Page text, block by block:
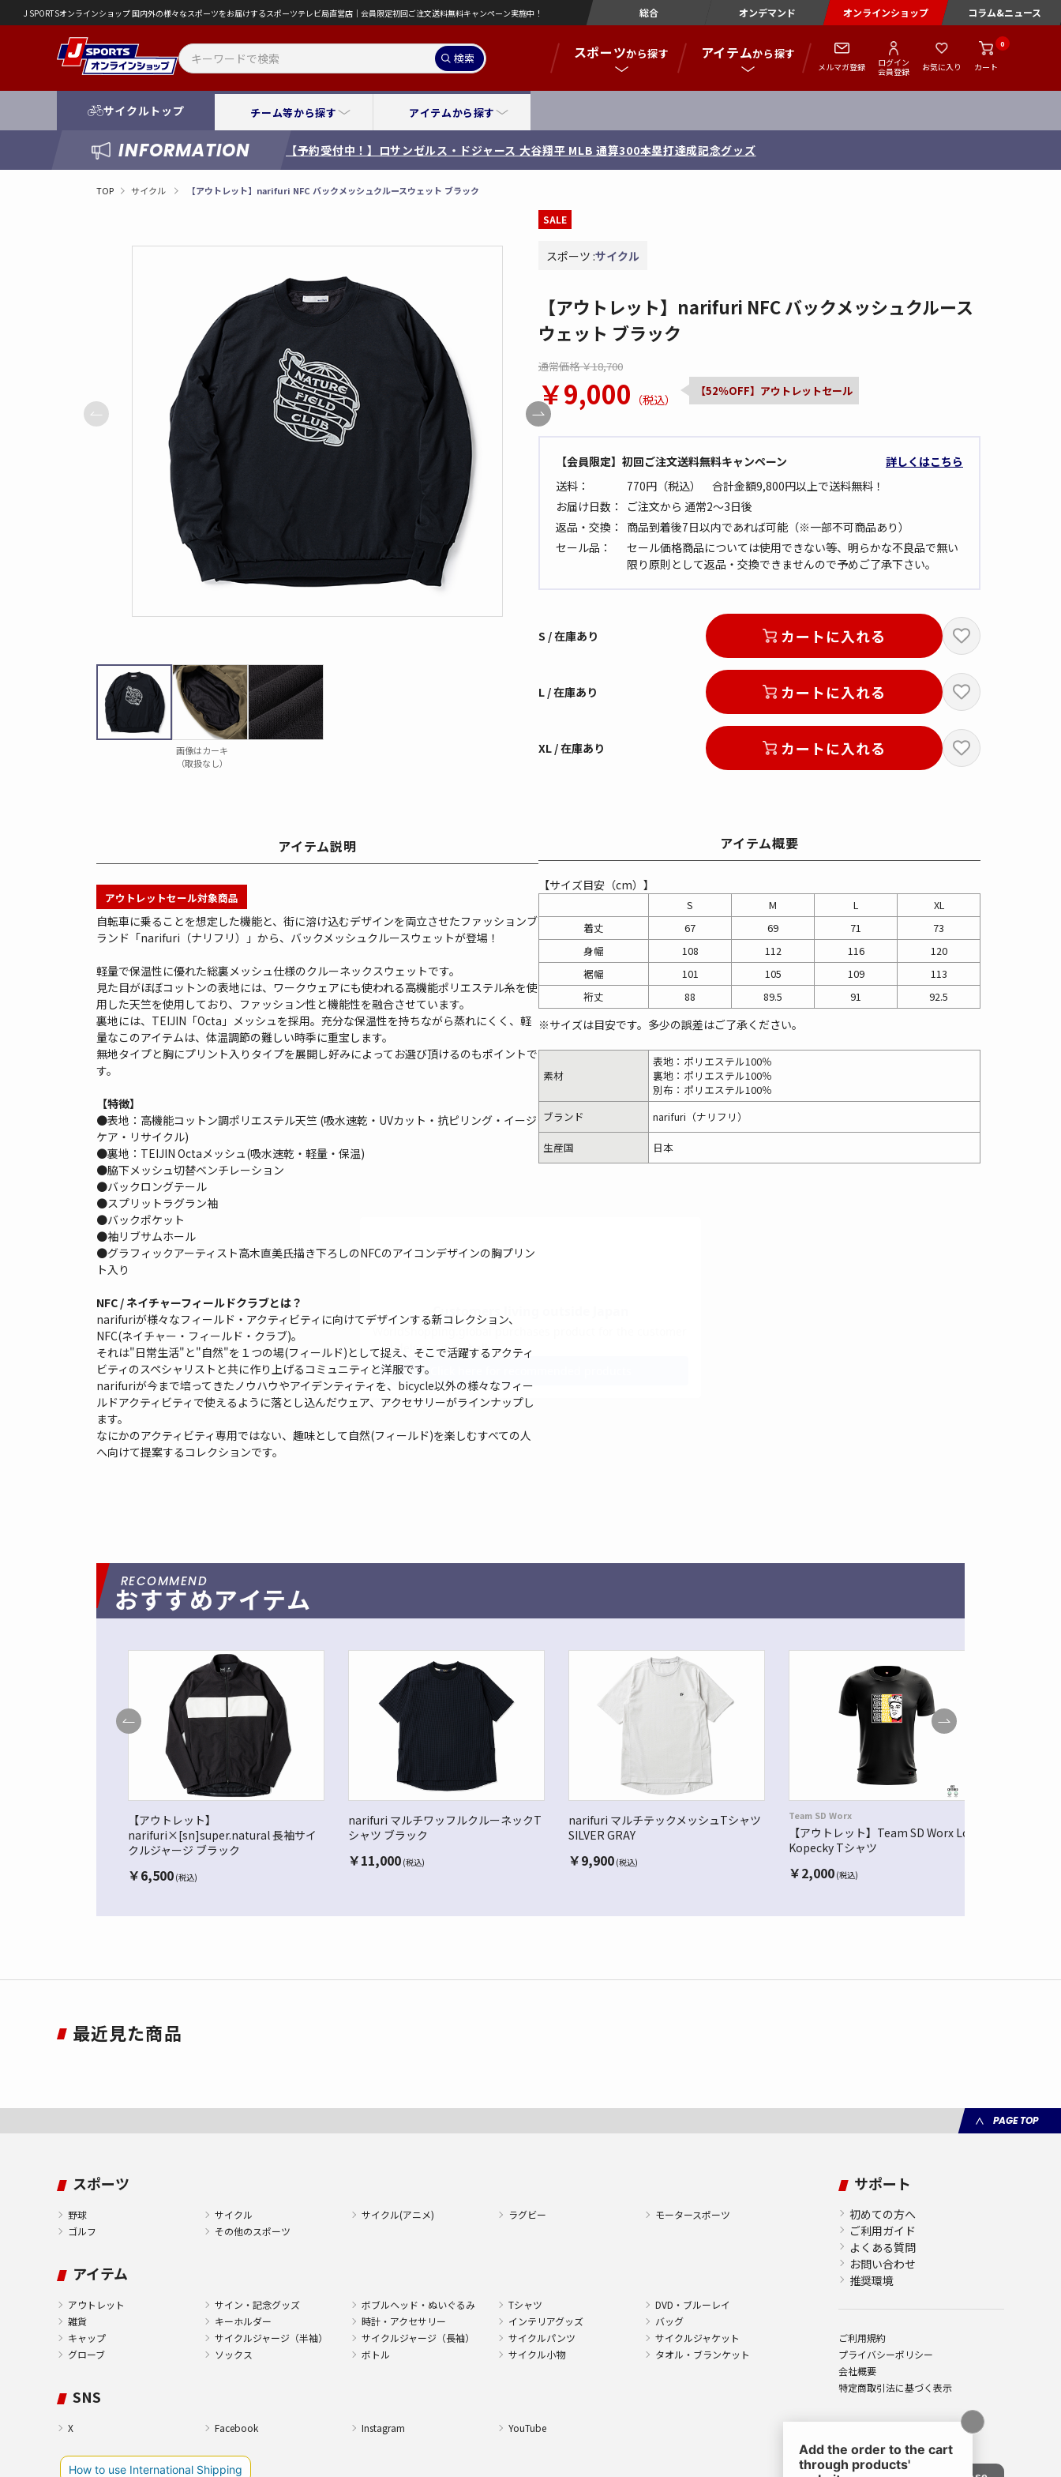
J SPORTSオンラインショップ 国内外の様々なスポーツをお届けするスポーツテレビ局直営店｜会員限定初回ご注文送料無料キャンペーン実施中！ 総合 オンデマンド オンラインショップ コラム&ニュース
検索 スポーツから探す アイテムから探す
メルマガ登録
ログイン
会員登録
お気に入り カート
0
サイクルトップ チーム等から探す アイテムから探す
INFORMATION 【予約受付中！】[限定99セット] 広島東洋カープ 斉藤優汰 投手 プロ初勝利記念 直筆サイン入りフォトファイル
TOP サイクル 【アウトレット】narifuri NFC バックメッシュクルースウェット ブラック
画像はカーキ（取扱なし）
画像はカーキ
（取扱なし）
アイテム説明
アウトレットセール対象商品
自転車に乗ることを想定した機能と、街に溶け込むデザインを両立させたファッションブ
ランド「narifuri（ナリフリ）」から、バックメッシュクルースウェットが登場！
軽量で保温性に優れた総裏メッシュ仕様のクルーネックスウェットです。
見た目がほぼコットンの表地には、ワークウェアにも使われる高機能ポリエステル糸を使
用した天竺を使用しており、ファッション性と機能性を融合させています。
裏地には、TEIJIN「Octa」メッシュを採用。充分な保温性を持ちながら蒸れにくく、軽
量なこのアイテムは、体温調節の難しい時季に重宝します。
無地タイプと胸にプリント入りタイプを展開し好みによってお選び頂けるのもポイントで
す。
【特徴】
●表地：高機能コットン調ポリエステル天竺 (吸水速乾・UVカット・抗ピリング・イージ
ケア・リサイクル)
●裏地：TEIJIN Octaメッシュ(吸水速乾・軽量・保温)
●脇下メッシュ切替ベンチレーション
●バックロングテール
●スプリットラグラン袖
●バックポケット
●袖リブサムホール
●グラフィックアーティスト高木直美氏描き下ろしのNFCのアイコンデザインの胸プリン
ト入り
NFC / ネイチャーフィールドクラブとは？
narifuriが様々なフィールド・アクティビティに向けてデザインする新コレクション、
NFC(ネイチャー・フィールド・クラブ)。
それは"日常生活"と"自然"を１つの場(フィールド)として捉え、そこで活躍するアクティ
ビティのスペシャリストと共に作り上げるコミュニティと洋服です。
narifuriが今まで培ってきたノウハウやアイデンティティを、bicycle以外の様々なフィー
ルドアクティビティで使えるように落とし込んだウェア、アクセサリーがラインナップし
ます。
なにかのアクティビティ専用ではない、趣味として自然(フィールド)を楽しむすべての人
へ向けて提案するコレクションです。
SALE
スポーツ :サイクル
【アウトレット】narifuri NFC バックメッシュクルース
ウェット ブラック
通常価格 ￥18,700
￥9,000 （税込）
【52％OFF】アウトレットセール
【会員限定】初回ご注文送料無料キャンペーン
詳しくはこちら
送料：
770円（税込） 合計金額9,800円以上で送料無料！
お届け日数：
ご注文から 通常2～3日後
返品・交換：
商品到着後7日以内であれば可能（※一部不可商品あり）
セール品：
セール価格商品については使用できない等、明らかな不良品で無い
限り原則として返品・交換できませんので予めご了承下さい。
S / 在庫あり カートに入れる
L / 在庫あり カートに入れる
XL / 在庫あり カートに入れる
アイテム概要
【サイズ目安（cm）】
S M L
XL
着丈
67 69 71
73
身幅
108 112 116
120
裾幅
101 105 109
113
裄丈
88 89.5 91 92.5
※サイズは目安です。多少の誤差はご了承ください。
素材
表地：ポリエステル100％
裏地：ポリエステル100％
別布：ポリエステル100％
ブランド
narifuri（ナリフリ）
生産国 日本
おすすめアイテム
【アウトレット】
narifuri×[sn]super.natural 長袖サイ
クルジャージ ブラック
￥6,500 (税込)
narifuri マルチワッフルクルーネックT
シャツ ブラック
￥11,000 (税込)
narifuri マルチテックメッシュTシャツ
SILVER GRAY
￥9,900 (税込)
Team SD Worx
【アウトレット】Team SD Worx Lotte
Kopecky Tシャツ
￥2,000 (税込)
最近見た商品
PAGE TOP
スポーツ
野球 サイクル サイクル(アニメ) ラグビー
モータースポーツ
ゴルフ
その他のスポーツ
アイテム
アウトレット サイン・記念グッズ ボブルヘッド・ぬいぐるみ Tシャツ
DVD・ブルーレイ
雑貨
キーホルダー 時計・アクセサリー インテリアグッズ
バッグ
キャップ
サイクルジャージ（半袖） サイクルジャージ（長袖） サイクルパンツ
サイクルジャケット
グローブ
ソックス ボトル サイクル小物 タオル・ブランケット
SNS
X Facebook Instagram YouTube
サポート
初めての方へ
ご利用ガイド
よくある質問
お問い合わせ
推奨環境
ご利用規約
プライバシーポリシー
会社概要
特定商取引法に基づく表示